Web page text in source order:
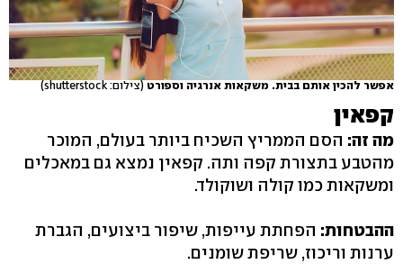
אפשר להכין אותם בבית. משקאות אנרגיה וספורט (צילום: shutterstock)
קפאין
מה זה: הסם הממריץ השכיח ביותר בעולם, המוכר
מהטבע בתצורת קפה ותה. קפאין נמצא גם במאכלים
ומשקאות כמו קולה ושוקולד.
ההבטחות: הפחתת עייפות, שיפור ביצועים, הגברת
ערנות וריכוז, שריפת שומנים.